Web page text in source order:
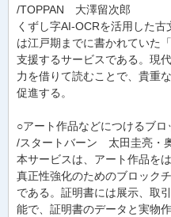
/TOPPAN 大澤留次郎
くずし字AI-OCRを活用した古
は江戸期までに書かれていた
支援するサービスである。現
力を借りて読むことで、貴重
促進する。
○アート作品などにつけるブ
/スタートバーン 太田圭亮・
本サービスは、アート作品を
真正性強化のためのブロック
である。証明書には展示、取
能で、証明書のデータと実物